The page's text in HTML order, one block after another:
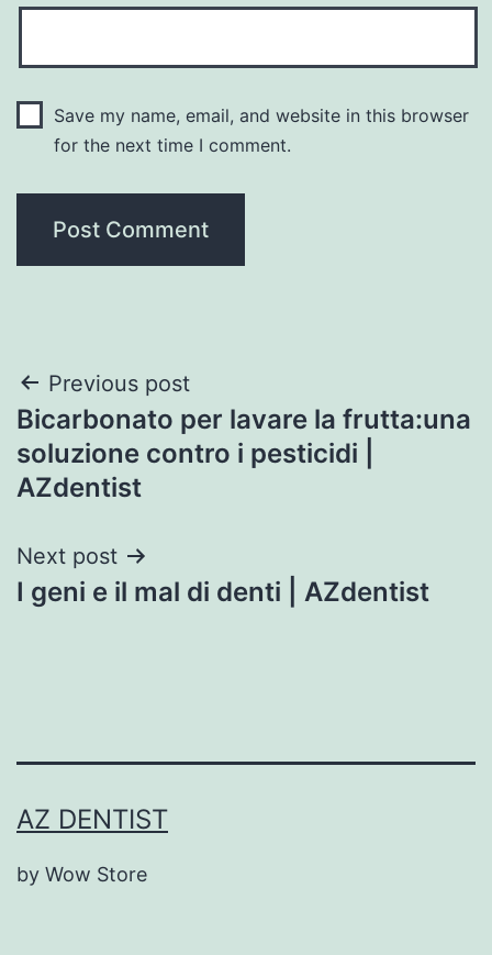
Save my name, email, and website in this browser
for the next time I comment.
Post
navigation
Previous post
Bicarbonato per lavare la frutta:una
soluzione contro i pesticidi |
AZdentist
Next post
I geni e il mal di denti | AZdentist
AZ DENTIST
by Wow Store